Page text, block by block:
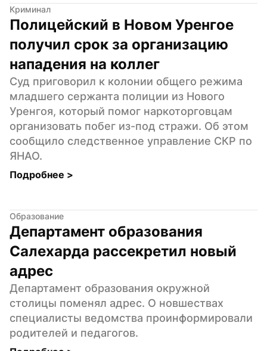
Криминал
Полицейский в Новом Уренгое
получил срок за организацию
нападения на коллег
Суд приговорил к колонии общего режима
младшего сержанта полиции из Нового
Уренгоя, который помог наркоторговцам
организовать побег из-под стражи. Об этом
сообщило следственное управление СКР по
ЯНАО.
Подробнее >
Образование
Департамент образования
Салехарда рассекретил новый
адрес
Департамент образования окружной
столицы поменял адрес. О новшествах
специалисты ведомства проинформировали
родителей и педагогов.